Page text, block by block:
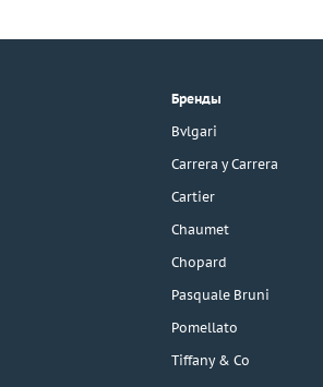
Бренды
Bvlgari
Carrera y Carrera
Cartier
Chaumet
Chopard
Pasquale Bruni
Pomellato
Tiffany & Co